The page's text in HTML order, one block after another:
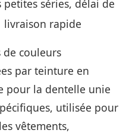
petites séries, délai de
livraison rapide
de couleurs
par teinture en
pour la dentelle unie
utilisée pour
vêtements,